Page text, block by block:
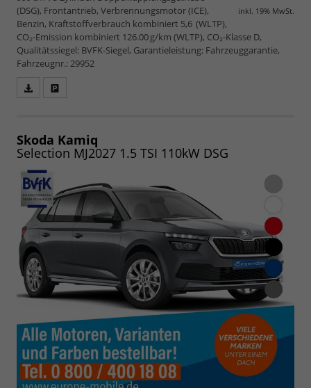
inkl. 19% MwSt.
(DSG), Frontantrieb, Verbrennungsmotor (ICE),
Benzin, Kraftstoffverbrauch kombiniert 5,6 (WLTP),
CO₂-Emission kombiniert 126.00 g/km (WLTP), CO₂-Klasse D,
Qualitätssiegel: BVFK-Siegel, Garantieleistung: Fahrzeuggarantie,
Fahrzeugnr.: 29952
speichern/drucken
Skoda Kamiq
Selection MJ2027 1.5 TSI 110kW DSG